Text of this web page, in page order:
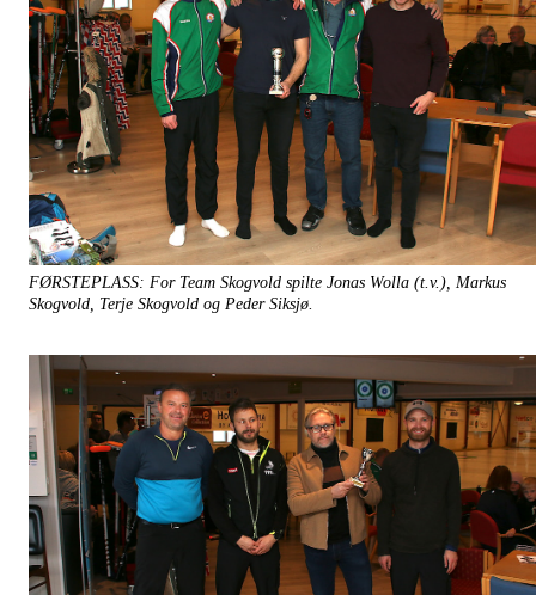
FØRSTEPLASS: For Team Skogvold spilte Jonas Wolla (t.v.), Markus
Skogvold, Terje Skogvold og Peder Siksjø.